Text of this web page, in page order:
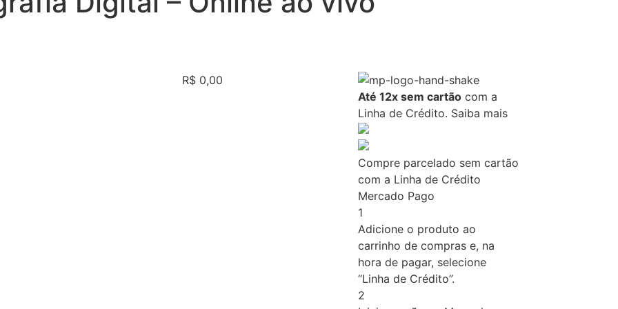
R$ 0,00
Até 12x sem cartão com a
Linha de Crédito. Saiba mais
Compre parcelado sem cartão
com a Linha de Crédito
Mercado Pago
1
Adicione o produto ao
carrinho de compras e, na
hora de pagar, selecione
“Linha de Crédito”.
2